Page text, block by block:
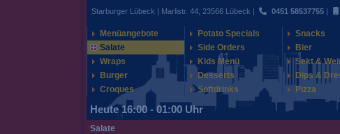
Starburger Lübeck | Marlistr. 44, 23566 Lübeck | 0451 58537755 |
Menüangebote
Salate
Wraps
Burger
Croques
Potato Specials
Side Orders
Kids Menü
Desserts
Softdrinks
Snacks
Bier
Sekt &
Dips &
Pizza
Heute 16:00 - 01:00 Uhr
Salate